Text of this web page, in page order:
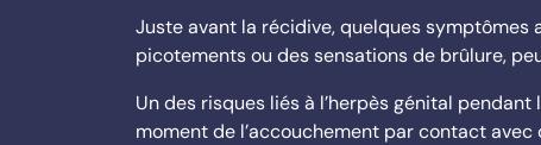
Juste avant la récidive, quelques
picotements ou des sensations de brûlure,
Un des risques liés à l’herpès génital
moment de l’accouchement par contact avec